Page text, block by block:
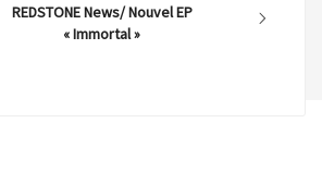
REDSTONE News/ Nouvel EP
« Immortal »